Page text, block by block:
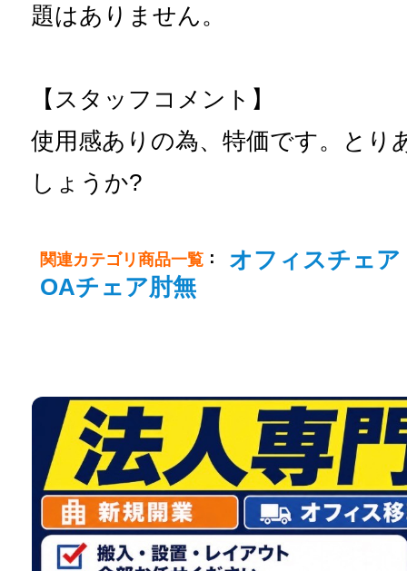
題はありません。
【スタッフコメント】
使用感ありの為、特価です。とり
しょうか?
関連カテゴリ商品一覧 ：
オフィスチェア
OAチェア肘無